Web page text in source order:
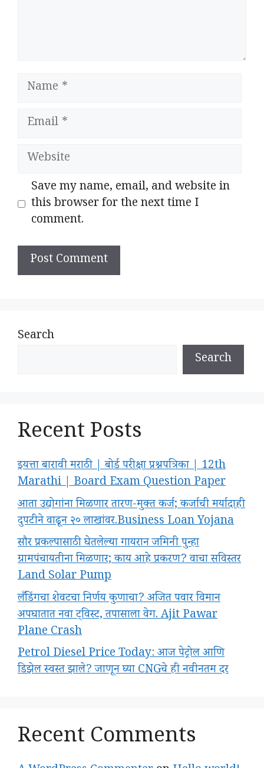
Name
Email
Website
Save my name, email, and website in
this browser for the next time I
comment.
Search
Search
Recent Posts
इयत्ता बारावी मराठी | बोर्ड परीक्षा प्रश्नपत्रिका | 12th
Marathi | Board Exam Question Paper
आता उद्योगांना मिळणार तारण-मुक्त कर्ज; कर्जाची मर्यादाही
दुपटीने वाढून २० लाखांवर.Business Loan Yojana
सौर प्रकल्पासाठी घेतलेल्या गायरान जमिनी पुन्हा
ग्रामपंचायतीना मिळणार; काय आहे प्रकरण? वाचा सविस्तर
Land Solar Pump
लँडिंगचा शेवटचा निर्णय कुणाचा? अजित पवार विमान
अपघातात नवा ट्विस्ट, तपासाला वेग. Ajit Pawar
Plane Crash
Petrol Diesel Price Today: आज पेट्रोल आणि
डिझेल स्वस्त झाले? जाणून घ्या CNGचे ही नवीनतम दर
Recent Comments